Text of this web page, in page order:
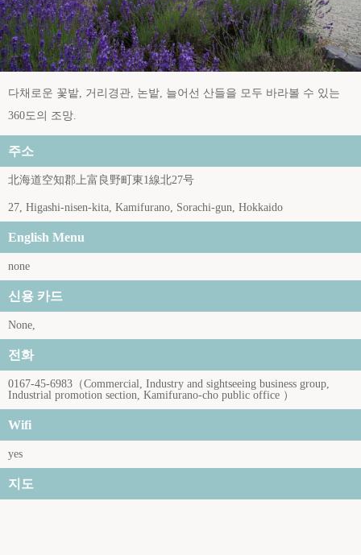
다채로운 꽃밭, 거리경관, 논밭, 늘어선 산들을 모두 바라볼 수 있는
360도의 조망.
주소
北海道空知郡上富良野町東1線北27号
27, Higashi-nisen-kita, Kamifurano, Sorachi-gun, Hokkaido
English Menu
none
신용 카드
None,
전화
0167-45-6983（Commercial, Industry and sightseeing business group,
Industrial promotion section, Kamifurano-cho public office ）
Wifi
yes
지도